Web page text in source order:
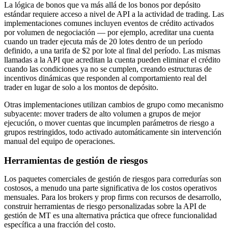
La lógica de bonos que va más allá de los bonos por depósito
estándar requiere acceso a nivel de API a la actividad de trading. Las
implementaciones comunes incluyen eventos de crédito activados
por volumen de negociación — por ejemplo, acreditar una cuenta
cuando un trader ejecuta más de 20 lotes dentro de un período
definido, a una tarifa de $2 por lote al final del período. Las mismas
llamadas a la API que acreditan la cuenta pueden eliminar el crédito
cuando las condiciones ya no se cumplen, creando estructuras de
incentivos dinámicas que responden al comportamiento real del
trader en lugar de solo a los montos de depósito.
Otras implementaciones utilizan cambios de grupo como mecanismo
subyacente: mover traders de alto volumen a grupos de mejor
ejecución, o mover cuentas que incumplen parámetros de riesgo a
grupos restringidos, todo activado automáticamente sin intervención
manual del equipo de operaciones.
Herramientas de gestión de riesgos
Los paquetes comerciales de gestión de riesgos para corredurías son
costosos, a menudo una parte significativa de los costos operativos
mensuales. Para los brokers y prop firms con recursos de desarrollo,
construir herramientas de riesgo personalizadas sobre la API de
gestión de MT es una alternativa práctica que ofrece funcionalidad
específica a una fracción del costo.